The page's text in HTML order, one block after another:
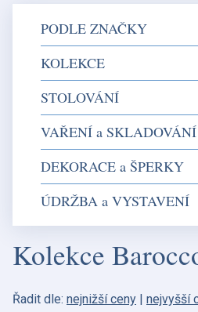
Kolekce
Řadit dle: nejnižší ceny | nejvyšší
PODLE ZNAČKY
KOLEKCE
STOLOVÁNÍ
VAŘENÍ a SKLADOVÁNÍ
DEKORACE a ŠPERKY
ÚDRŽBA a VYSTAVENÍ